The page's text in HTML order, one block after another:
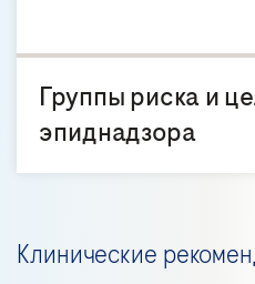
Группы риска и
эпиднадзора
Клинические